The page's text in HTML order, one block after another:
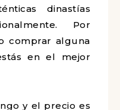
dinastías
Por
comprar alguna
en el mejor
y el precio es